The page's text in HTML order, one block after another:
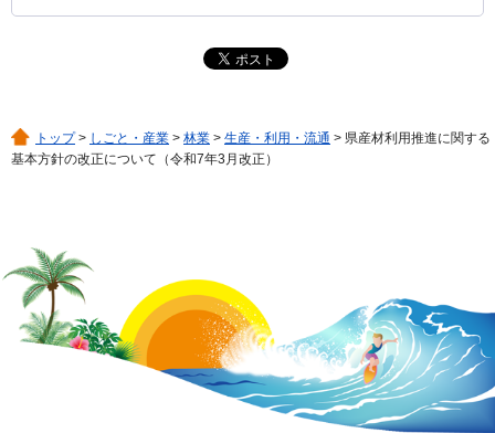
トップ> しごと・産業 > 林業 > 生産・利用・流通 > 県産材利用推進に関する
基本方針の改正について（令和7年3月改正）